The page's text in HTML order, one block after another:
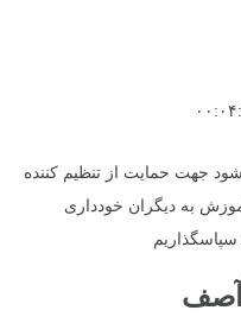
جهت حمایت از تنظیم کننده
به دیگران خودداری
آصف